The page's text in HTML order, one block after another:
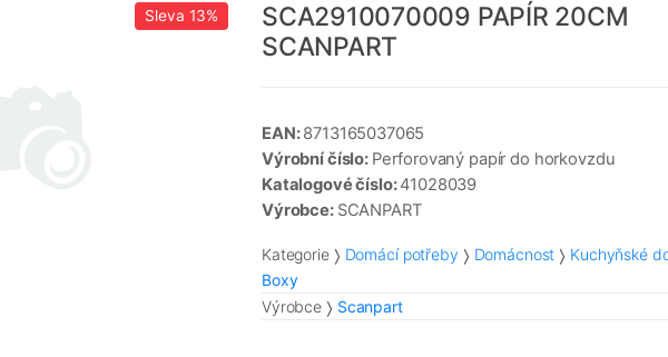
Sleva 13%
SCA2910070009 PAPÍR 20CM
SCANPART
EAN:8713165037065
Výrobní číslo: Perforovaný papír do horkovzdu
Katalogové číslo:41028039
Výrobce: SCANPART
Kategorie Domácí potřeby Domácnost
Kuchyňské
Boxy
Výrobce
Scanpart